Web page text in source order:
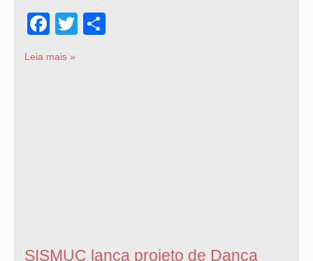
Facebook
Twitter
Leia mais »
SISMUC lança projeto de Dança